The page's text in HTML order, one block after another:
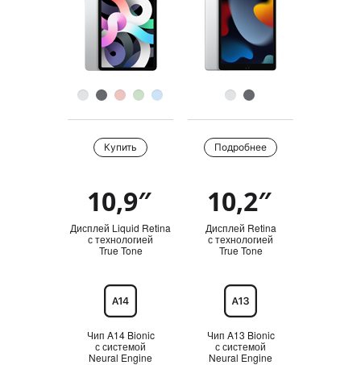
КупитьКупить Подробнее
Обзор10,9″
Дисплей Liquid Retina
с технологией
True Tone
10,2″
Дисплей Retina
с технологией
True Tone
Процессор
Чип A14 Bionic
с системой
Neural Engine
Чип A13 Bionic
с системой
Neural Engine